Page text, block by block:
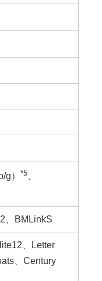
） *5
、BMLinkS
、Letter
、Century